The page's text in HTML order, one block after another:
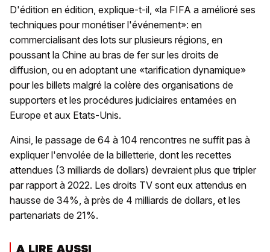
D'édition en édition, explique-t-il, «la FIFA a amélioré ses
techniques pour monétiser l'événement»: en
commercialisant des lots sur plusieurs régions, en
poussant la Chine au bras de fer sur les droits de
diffusion, ou en adoptant une «tarification dynamique»
pour les billets malgré la colère des organisations de
supporters et les procédures judiciaires entamées en
Europe et aux Etats-Unis.
Ainsi, le passage de 64 à 104 rencontres ne suffit pas à
expliquer l'envolée de la billetterie, dont les recettes
attendues (3 milliards de dollars) devraient plus que tripler
par rapport à 2022. Les droits TV sont eux attendus en
hausse de 34%, à près de 4 milliards de dollars, et les
partenariats de 21%.
A LIRE AUSSI